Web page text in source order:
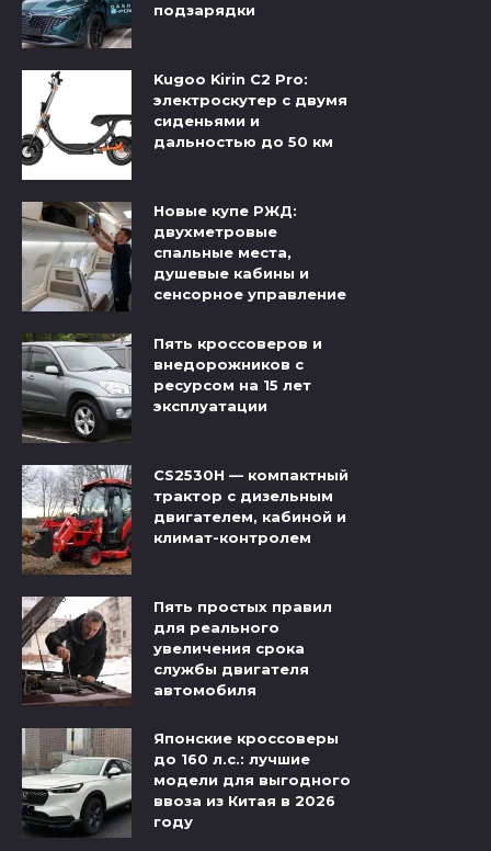
подзарядки
Kugoo Kirin C2 Pro:
электроскутер с двумя
сиденьями и
дальностью до 50 км
Новые купе РЖД:
двухметровые
спальные места,
душевые кабины и
сенсорное управление
Пять кроссоверов и
внедорожников с
ресурсом на 15 лет
эксплуатации
CS2530H — компактный
трактор с дизельным
двигателем, кабиной и
климат-контролем
Пять простых правил
для реального
увеличения срока
службы двигателя
автомобиля
Японские кроссоверы
до 160 л.с.: лучшие
модели для выгодного
ввоза из Китая в 2026
году